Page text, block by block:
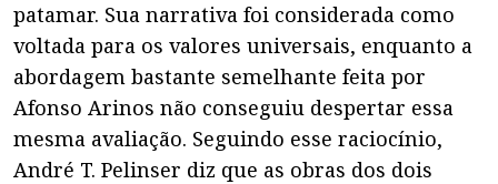
patamar. Sua narrativa foi considerada como
voltada para os valores universais, enquanto a
abordagem bastante semelhante feita por
Afonso Arinos não conseguiu despertar essa
mesma avaliação. Seguindo esse raciocínio,
André T. Pelinser diz que as obras dos dois